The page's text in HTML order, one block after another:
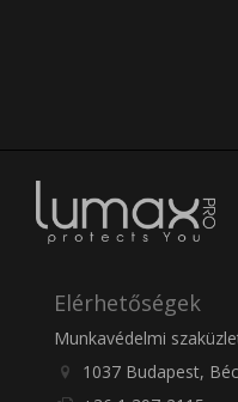
Elérhetőségek
Munkavédelmi
1037 Budapest,